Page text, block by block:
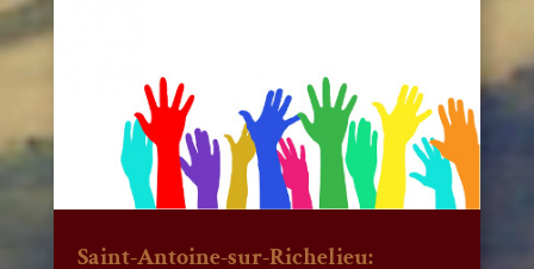
Saint-Antoine-sur-Richelieu: